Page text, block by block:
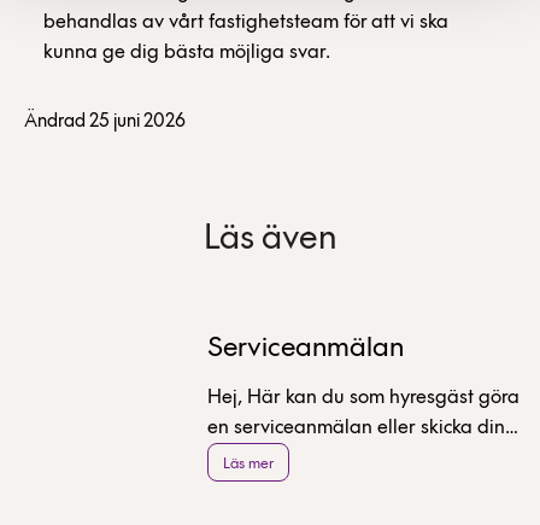
behandlas av vårt fastighetsteam för att vi ska
kunna ge dig bästa möjliga svar.
Ändrad 25 juni 2026
Läs även
Serviceanmälan
Hej, Här kan du som hyresgäst göra
en serviceanmälan eller skicka dina
frågor till oss.
Läs mer